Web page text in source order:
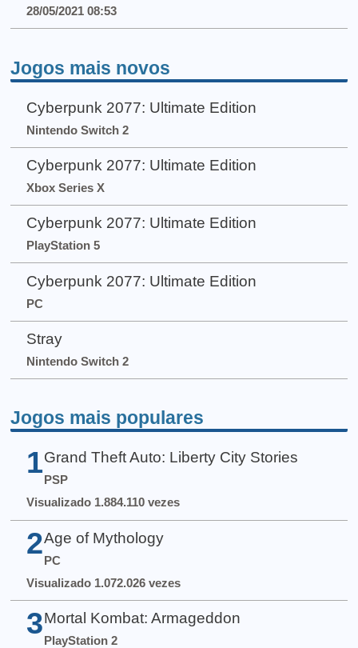
28/05/2021 08:53
Jogos mais novos
Cyberpunk 2077: Ultimate Edition
Nintendo Switch 2
Cyberpunk 2077: Ultimate Edition
Xbox Series X
Cyberpunk 2077: Ultimate Edition
PlayStation 5
Cyberpunk 2077: Ultimate Edition
PC
Stray
Nintendo Switch 2
Jogos mais populares
1 Grand Theft Auto: Liberty City Stories
PSP
Visualizado 1.884.110 vezes
2 Age of Mythology
PC
Visualizado 1.072.026 vezes
3 Mortal Kombat: Armageddon
PlayStation 2